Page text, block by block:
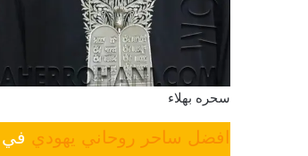
سحره بهلاء
افضل ساحر روحاني يهودي في